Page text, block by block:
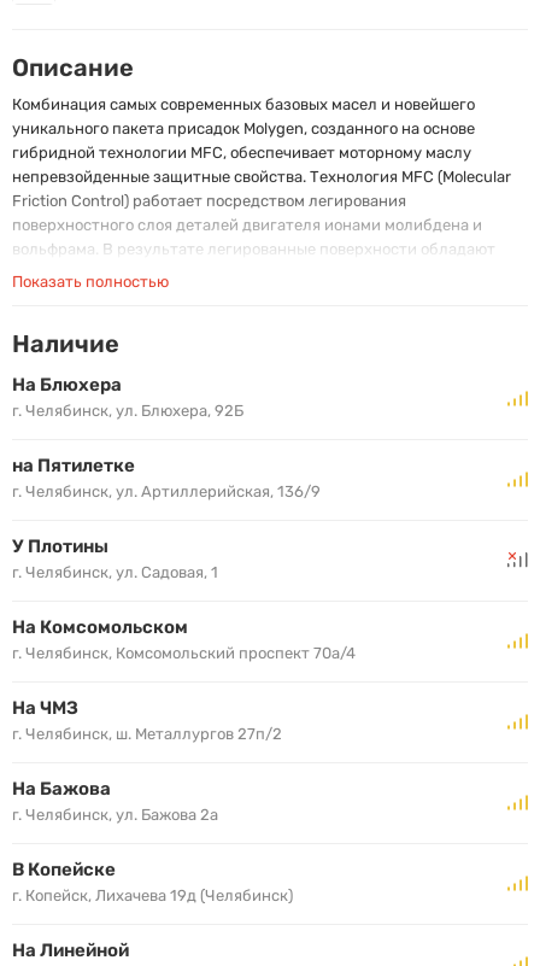
Описание
Комбинация самых современных базовых масел и новейшего
уникального пакета присадок Molygen, созданного на основе
гибридной технологии MFC, обеспечивает моторному маслу
непревзойденные защитные свойства. Технология MFC (Molecular
Friction Control) работает посредством легирования
поверхностного слоя деталей двигателя ионами молибдена и
вольфрама. В результате легированные поверхности обладают
очень высоким запасом прочности, который сохраняется на долгий
Показать полностью
Наличие
На Блюхера
г. Челябинск, ул. Блюхера, 92Б
на Пятилетке
г. Челябинск, ул. Артиллерийская, 136/9
У Плотины
г. Челябинск, ул. Садовая, 1
На Комсомольском
г. Челябинск, Комсомольский проспект 70а/4
На ЧМЗ
г. Челябинск, ш. Металлургов 27п/2
На Бажова
г. Челябинск, ул. Бажова 2а
В Копейске
г. Копейск, Лихачева 19д (Челябинск)
На Линейной